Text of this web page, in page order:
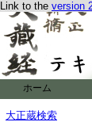
Link to the version
ホーム
大正蔵検索